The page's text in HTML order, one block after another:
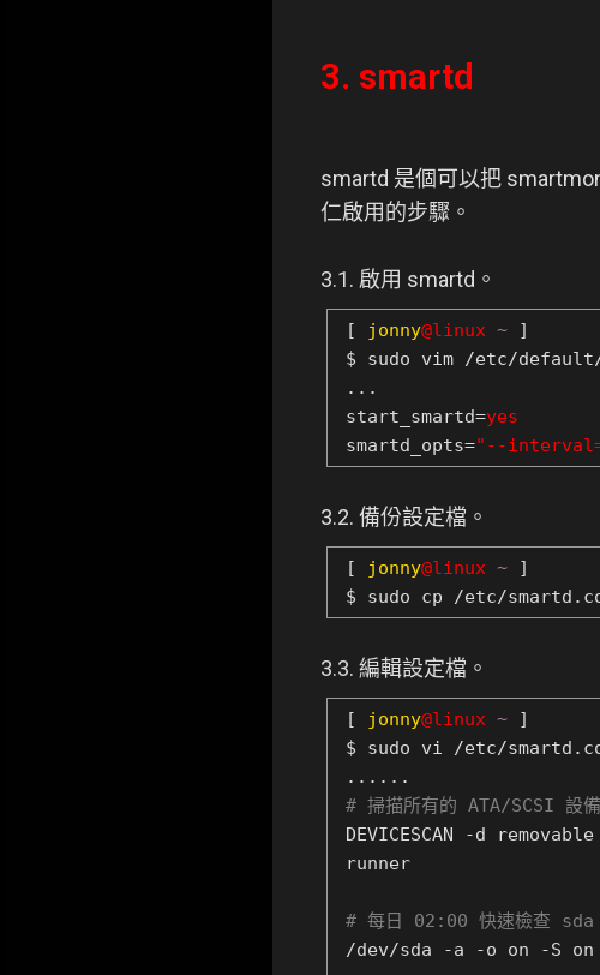
3. smartd
smartd 是個可以把
仁啟用的步驟。
3.1. 啟用 smartd。
[ jonny@linux ~ ]
$ sudo vim /etc/default/
...
start_smartd=yes
smartd_opts="--
3.2. 備份設定檔。
[ jonny@linux ~ ]
$ sudo cp /etc/
3.3. 編輯設定檔。
[ jonny@linux ~ ]
$ sudo vi /etc/
......
# 掃描所有的 ATA/SCSI 設
DEVICESCAN -d
runner
# 每日 02:00 快速檢查 sda
/dev/sda -a -o on -S